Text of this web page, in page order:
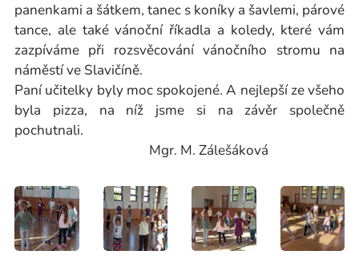
panenkami a šátkem, tanec s koníky a šavlemi, párové
tance, ale také vánoční říkadla a koledy, které vám
zazpíváme při rozsvěcování vánočního stromu na
náměstí ve Slavičíně.
Paní učitelky byly moc spokojené. A nejlepší ze všeho
byla pizza, na níž jsme si na závěr společně
pochutnali.
Mgr. M. Zálešáková